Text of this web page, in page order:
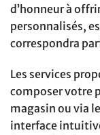
d’honneur à
personnalisés,
correspondra
Les services
composer votre
magasin ou via
interface